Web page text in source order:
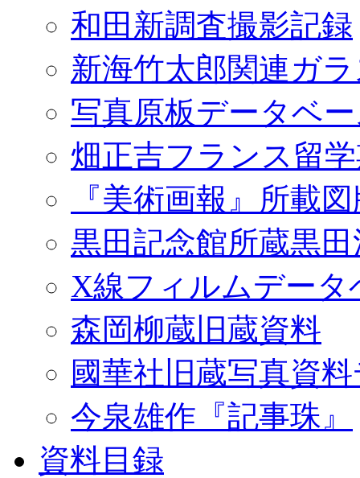
和田新調査撮影記録
新海竹太郎関連ガ
写真原板データベ
畑正吉フランス留
『美術画報』所載
黒田記念館所蔵黒
X線フィルムデータ
森岡柳蔵旧蔵資料
國華社旧蔵写真資
今泉雄作『記事珠』
資料目録